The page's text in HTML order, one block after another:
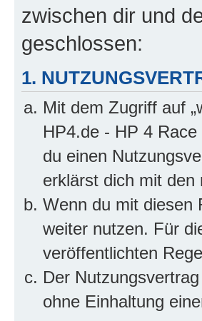
zwischen dir und
geschlossen:
1.
Mit dem Zugriff auf
HP4.de - HP 4
du einen
erklärst dich mit den
Wenn du mit diesen
weiter nutzen. Für
veröffentlichten
Der
ohne Einhaltung